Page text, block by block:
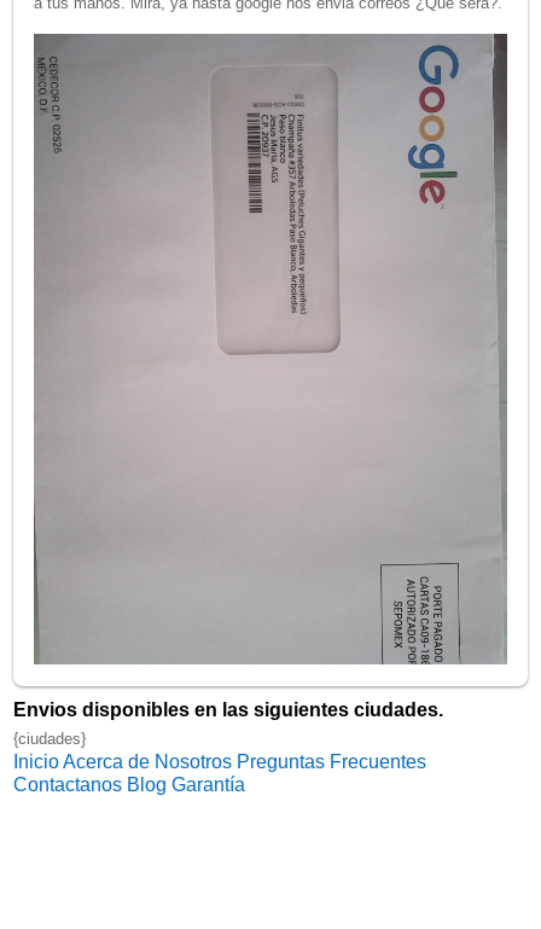
Envios disponibles en las siguientes ciudades.
{ciudades}
InicioAcerca de Nosotros Preguntas Frecuentes
Contactanos BlogGarantía